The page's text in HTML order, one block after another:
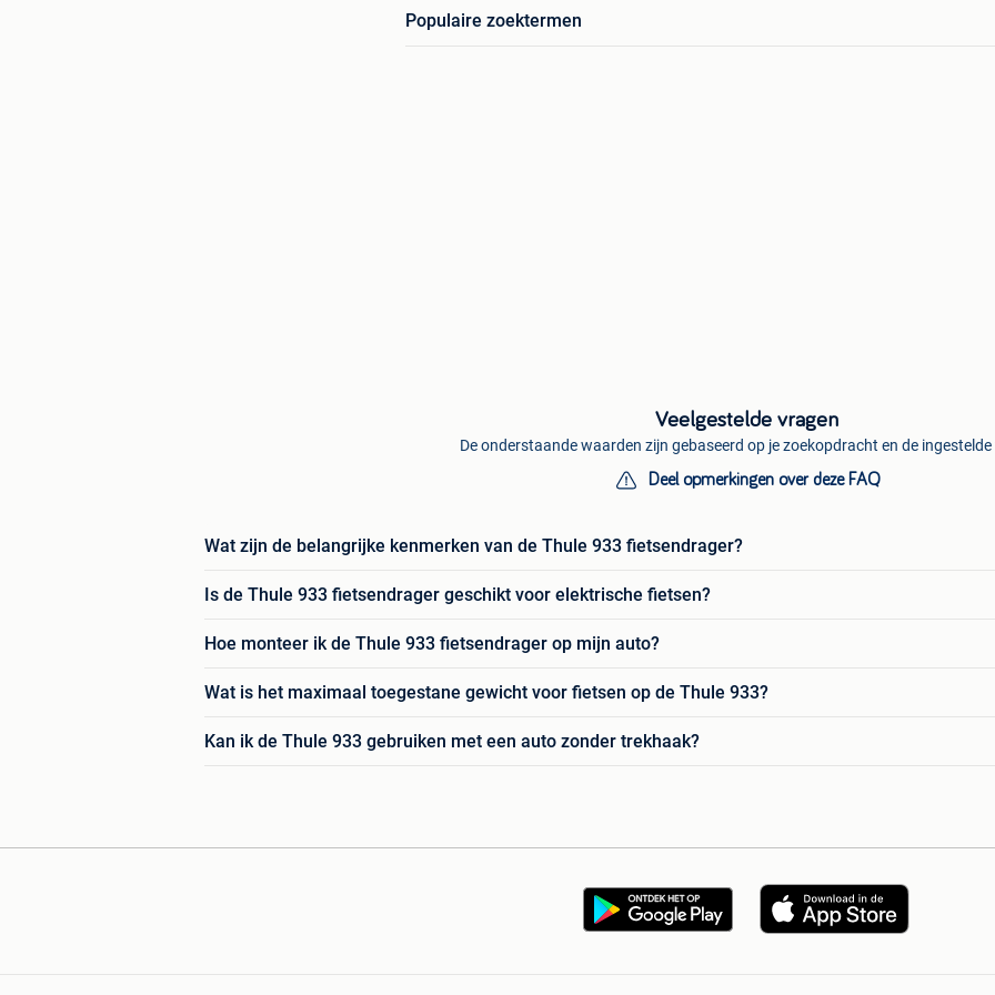
Populaire zoektermen
Veelgestelde vragen
De onderstaande waarden zijn gebaseerd op je zoekopdracht en de
Deel opmerkingen over deze FAQ
Wat zijn de belangrijke kenmerken van de Thule 933 fietsendrager?
Is de Thule 933 fietsendrager geschikt voor elektrische fietsen?
Hoe monteer ik de Thule 933 fietsendrager op mijn auto?
Wat is het maximaal toegestane gewicht voor fietsen op de Thule 933?
Kan ik de Thule 933 gebruiken met een auto zonder trekhaak?